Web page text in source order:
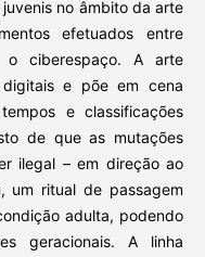
no âmbito da arte
efetuados entre
o ciberespaço. A arte
e põe em cena
e classificações
de que as mutações
ilegal – em direção ao
um ritual de passagem
adulta, podendo
geracionais. A linha